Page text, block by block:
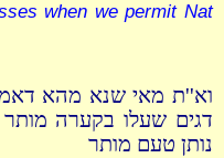
when we permit Nat
וא''ת מאי שנא מהא
דגים שעלו בקערה
נותן טעם מותר